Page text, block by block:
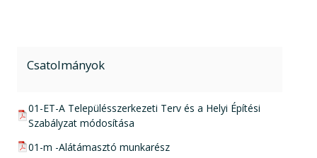
Csatolmányok
pdf csatolmány:
01-ET-A Településszerkezeti Terv és a Helyi Építési
Szabályzat módosítása
pdf csatolmány:
01-m -Alátámasztó munkarész